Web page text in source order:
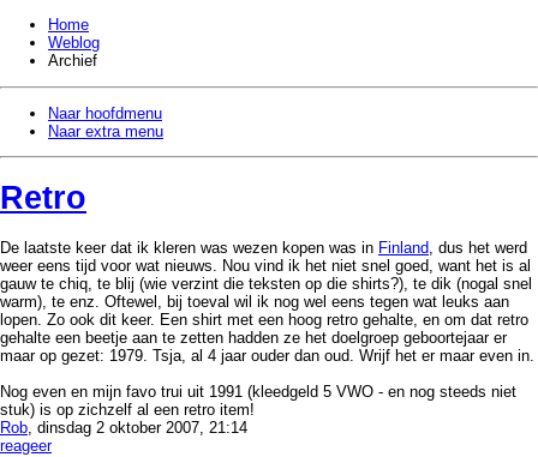
Home
Weblog
Archief
Naar hoofdmenu
Naar extra menu
Retro
De laatste keer dat ik kleren was wezen kopen was in Finland, dus het werd
weer eens tijd voor wat nieuws. Nou vind ik het niet snel goed, want het is al
gauw te chiq, te blij (wie verzint die teksten op die shirts?), te dik (nogal snel
warm), te enz. Oftewel, bij toeval wil ik nog wel eens tegen wat leuks aan
lopen. Zo ook dit keer. Een shirt met een hoog retro gehalte, en om dat retro
gehalte een beetje aan te zetten hadden ze het doelgroep geboortejaar er
maar op gezet: 1979. Tsja, al 4 jaar ouder dan oud. Wrijf het er maar even in.
Nog even en mijn favo trui uit 1991 (kleedgeld 5 VWO - en nog steeds niet
stuk) is op zichzelf al een retro item!
Rob, dinsdag 2 oktober 2007, 21:14
reageer